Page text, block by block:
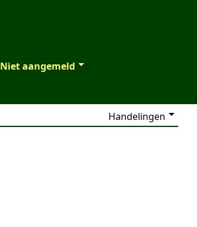
Niet aangemeld
Handelingen